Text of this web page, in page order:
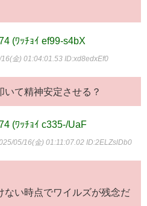
(ﾜｯﾁｮｲ ef99-s4bX
16(金) 01:04:01.53 ID:xd8edxEf0
いて精神安定させる？
(ﾜｯﾁｮｲ c335-/UaF
05/16(金) 01:11:07.02 ID:2ELZslDb0
ない時点でワイルズが残念だ